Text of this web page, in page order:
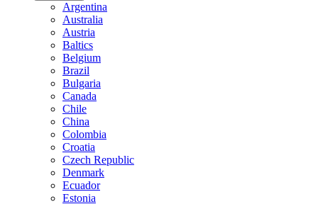
Argentina
Australia
Austria
Baltics
Belgium
Brazil
Bulgaria
Canada
Chile
China
Colombia
Croatia
Czech Republic
Denmark
Ecuador
Estonia